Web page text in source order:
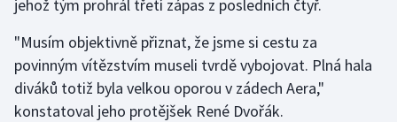
Stolní tenis
Triatlon
Veslování
jehož tým prohrál třetí zápas z posledních čtyř.
"Musím objektivně přiznat, že jsme si cestu za
povinným vítězstvím museli tvrdě vybojovat. Plná hala
diváků totiž byla velkou oporou v zádech Aera,"
konstatoval jeho protějšek René Dvořák.